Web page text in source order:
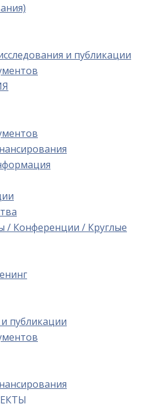
и публикации
/ Конференции / Круглые
публикации